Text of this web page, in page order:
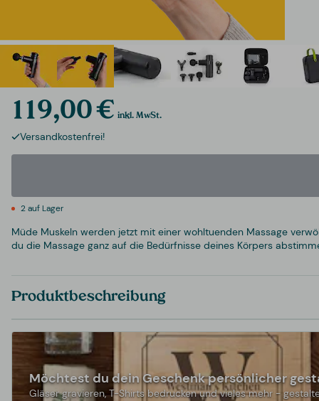
119,00 € inkl. MwSt.
Versandkostenfrei!
2 auf Lager
Müde Muskeln werden jetzt mit einer wohltuenden Massage
du die Massage ganz auf die Bedürfnisse deines Körpers
Produktbeschreibung
Möchtest du dein Geschenk persönlicher
Gläser gravieren, T-Shirts bedrucken und vieles mehr -